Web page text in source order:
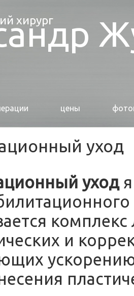
хирург
цены
уход
уход
комплекс
и